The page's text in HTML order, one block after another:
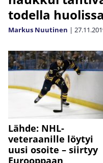
todella
Markus Nuutinen |
Lähde: NHL-
veteraanille löytyi
uusi osoite – siirtyy